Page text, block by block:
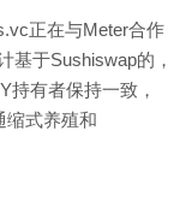
正在与Meter合作
基于Sushiswap的，
持有者保持一致，
缩式养殖和